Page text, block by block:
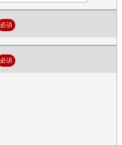
必須
必須